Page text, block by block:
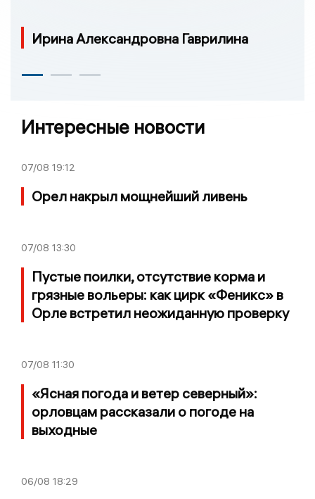
Ирина Александровна Гаврилина
Интересные новости
07/08 19:12
Орел накрыл мощнейший ливень
07/08 13:30
Пустые поилки, отсутствие корма и
грязные вольеры: как цирк «Феникс» в
Орле встретил неожиданную проверку
07/08 11:30
«Ясная погода и ветер северный»:
орловцам рассказали о погоде на
выходные
06/08 18:29